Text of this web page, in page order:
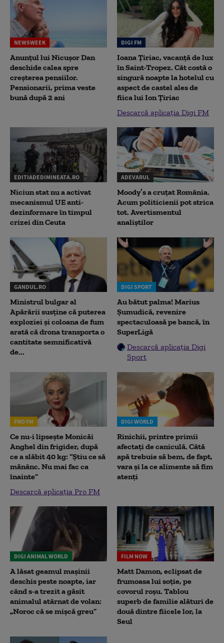
NEWSWEEK
Anunțul lui Nicușor Dan
deschide calea spre
creșterea pensiilor.
Pensionarii, prima veste
bună după 2 ani
DIGI FM
Ioana Țiriac, vacanță de lux
în Saint-Tropez. Cât costă o
singură noapte la hotelul cu
aspect de castel ales de
fiica lui Ion Țiriac
Descarcă aplicația Digi FM
EDITIADEDIMINEATA.RO
Niciun stat nu a activat
mecanismul UE anti-
dezinformare în timpul
crizei din Ceuta
ADEVARUL
Moody’s a cruțat România.
Acum politicienii pot strica
tot. Avertismentul
analiștilor
GANDUL.RO
Ministrul bulgar al
Apărării susține că puterea
exploziei și coloana de fum
arată că drona transporta o
cantitate semnificativă
de...
DIGI SPORT
Au bătut palma! Marius
Șumudică, revenire
spectaculoasă pe bancă, în
SuperLigă
Descarcă aplicația Digi
Sport
PRO FM
Ce nu-i lipsește Monicăi
Anghel din frigider, după
ce a slăbit 40 kg: “Știu ce să
mănânc. Nu mai fac ca
înainte”
Descarcă aplicația Pro FM
DIGI WORLD
Rinichii, printre primii
afectați de caniculă. Câtă
apă trebuie să bem, de fapt,
vara și la ce alimente să fim
atenți
DIGI ANIMAL WORLD
A lăsat geamul mașinii
deschis peste noapte, iar
când s-a trezit a găsit
animalul atârnat de volan:
„Noroc că se mișcă greu”
FILM NOW
Matt Damon, eclipsat de
frumoasa lui soție, pe
covorul roșu. Tablou
superb de familie alături de
două dintre fiicele lor, la
Seul